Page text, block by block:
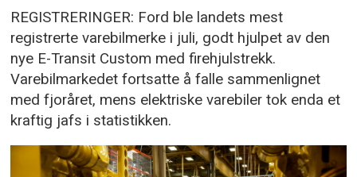
REGISTRERINGER: Ford ble landets mest
registrerte varebilmerke i juli, godt hjulpet av den
nye E-Transit Custom med firehjulstrekk.
Varebilmarkedet fortsatte å falle sammenlignet
med fjoråret, mens elektriske varebiler tok enda et
kraftig jafs i statistikken.